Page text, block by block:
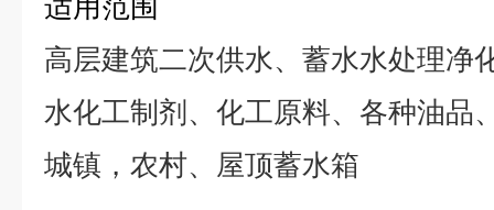
适用范围
高层建筑二次供水、蓄水水处理净
水化工制剂、化工原料、各种油品
城镇，农村、屋顶蓄水箱